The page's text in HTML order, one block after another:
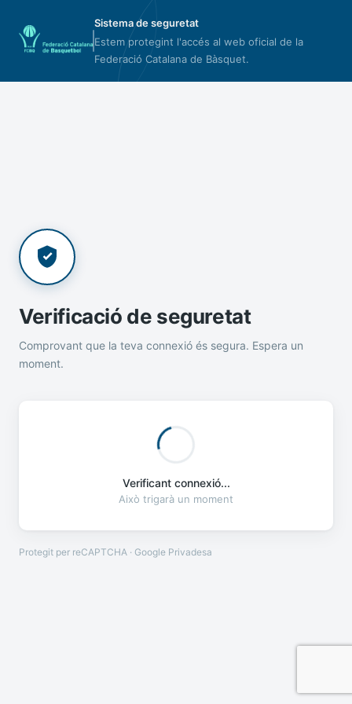
Sistema de seguretat
Estem protegint l'accés al web oficial de la
Federació Catalana de Bàsquet.
Verificació de seguretat
Comprovant que la teva connexió és segura. Espera un
moment.
Verificant connexió...
Això trigarà un moment
Protegit per reCAPTCHA · Google Privadesa